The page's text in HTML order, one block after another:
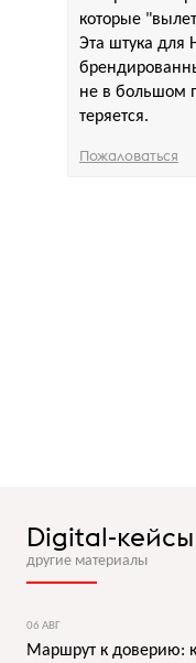
которые
Эта штука для
не в большом
теряется.
Пожаловаться
Digital-кейсы
другие материалы
06 АВГ
Маршрут к доверию: